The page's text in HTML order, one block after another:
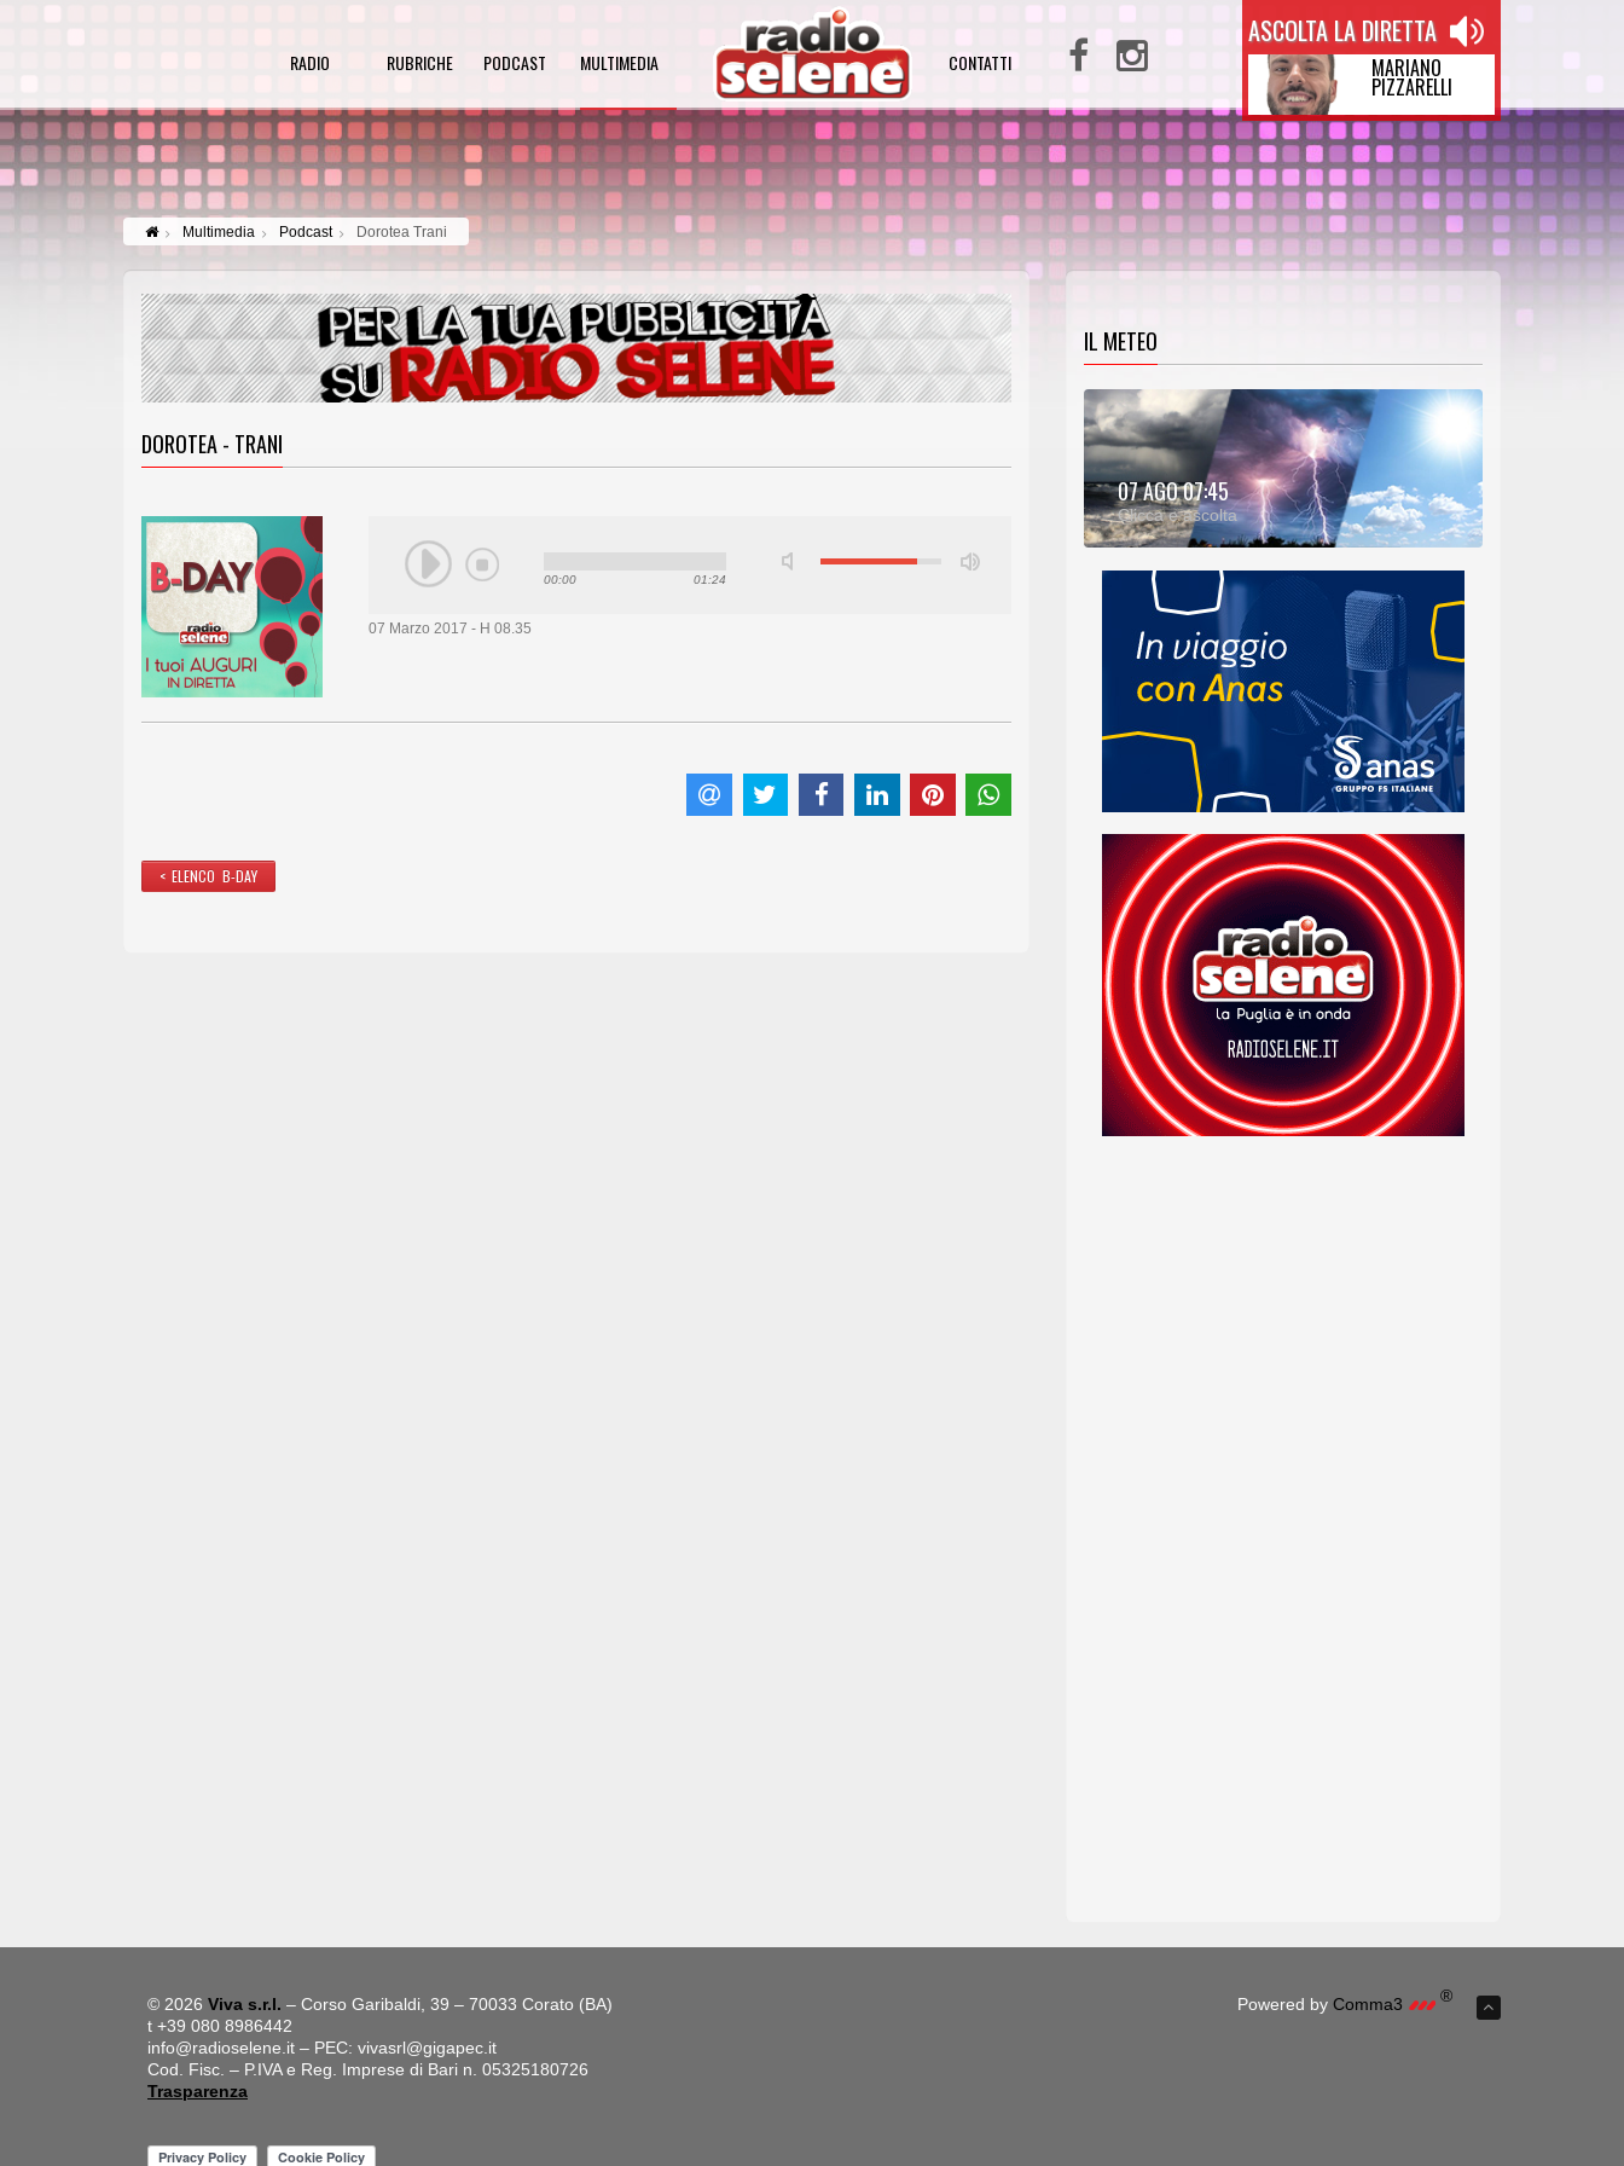
RADIO RUBRICHE PODCAST MULTIMEDIA CONTATTI
ASCOLTA LA DIRETTA
MARIANO
PIZZARELLI
Multimedia Podcast Dorotea Trani
DOROTEA - TRANI
00:00 01:24
07 Marzo 2017 - H 08.35
< ELENCO B-DAY
IL METEO
07 AGO 07:45
Clicca e ascolta
METEO:
00:00
00:27
© 2026 Viva s.r.l. – Corso Garibaldi, 39 – 70033 Corato (BA)
t +39 080 8986442
info@radioselene.it – PEC: vivasrl@gigapec.it
Cod. Fisc. – P.IVA e Reg. Imprese di Bari n. 05325180726
Trasparenza
Powered by Comma3 ®